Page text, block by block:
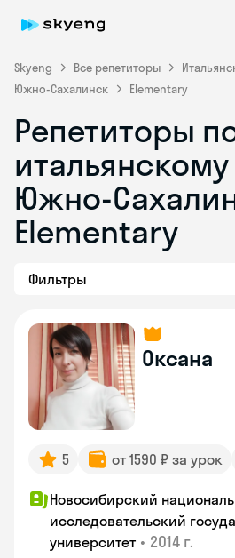
Skyeng Все репетиторы
Южно-Сахалинск
Elementary
Репетиторы
Южно-
Elementary
Фильтры
Оксана
5 от 1590 ₽ за урок
Новосибирский
исследовательский
университет • 2014 г.
Skyeng Chat